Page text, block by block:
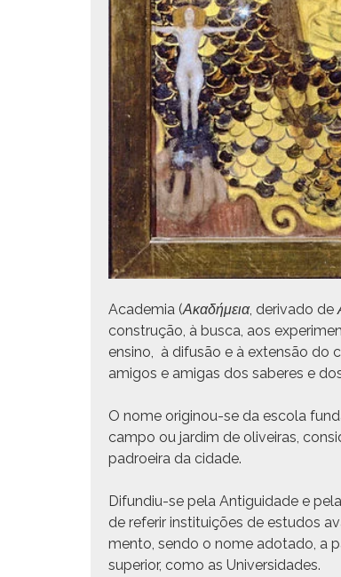
Acad­e­mia (Ακαδήμεια, deriva­do de
con­strução, à bus­ca, aos
ensi­no, à difusão e à exten­são do
ami­gos e ami­gas dos saberes e
O nome orig­i­nou-se da esco­la
cam­po ou jardim de oliveiras,
padroeira da cidade.
Difundiu-se pela Antigu­idade e
de referir insti­tu­ições de estu­dos
men­to, sendo o nome ado­ta­do, a
supe­ri­or, como as Universidades.